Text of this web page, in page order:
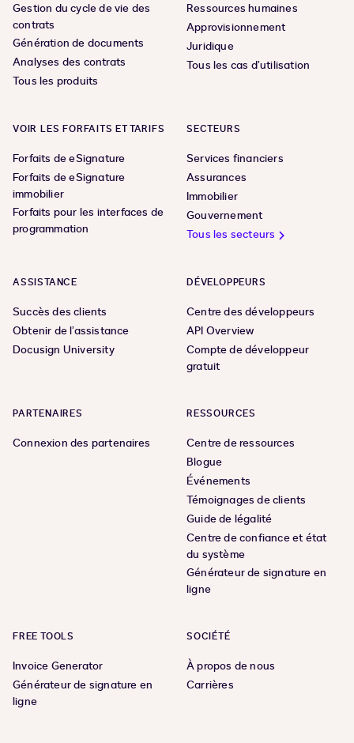
Gestion du cycle de vie des
contrats
Génération de documents
Analyses des contrats
Tous les produits
Ressources humaines
Approvisionnement
Juridique
Tous les cas d’utilisation
VOIR LES FORFAITS ET TARIFS
Forfaits de eSignature
Forfaits de eSignature
immobilier
Forfaits pour les interfaces de
programmation
SECTEURS
Services financiers
Assurances
Immobilier
Gouvernement
Tous les secteurs
ASSISTANCE
Succès des clients
Obtenir de l’assistance
Docusign University
DÉVELOPPEURS
Centre des développeurs
API Overview
Compte de développeur
gratuit
PARTENAIRES
Connexion des partenaires
RESSOURCES
Centre de ressources
Blogue
Événements
Témoignages de clients
Guide de légalité
Centre de confiance et état
du système
Générateur de signature en
ligne
FREE TOOLS
Invoice Generator
Générateur de signature en
ligne
SOCIÉTÉ
À propos de nous
Carrières